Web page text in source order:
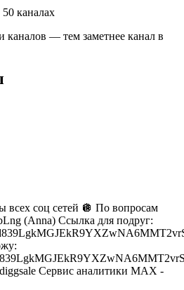
50 каналах
— тем заметнее канал в
всех соц сетей 🪩 По вопросам
(Anna) Ссылка для подруг:
Сервис аналитики MAX -